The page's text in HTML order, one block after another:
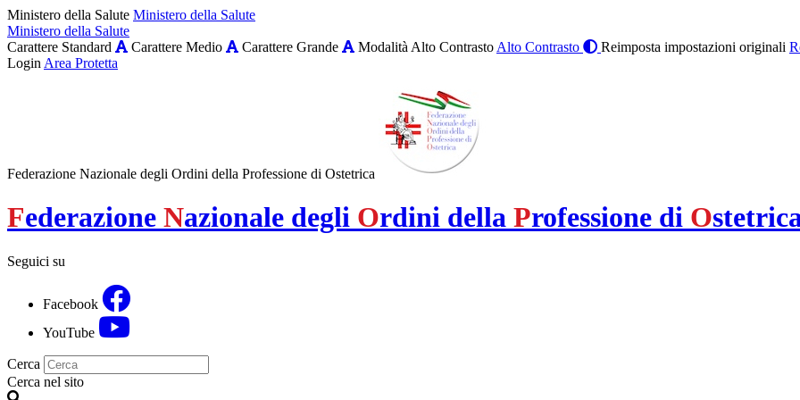
Ministero della Salute Ministero della Salute
Ministero della Salute
Carattere Standard
Carattere Medio Carattere Grande Modalità Alto Contrasto Alto Contrasto Reimposta impostazioni originali
Login Area Protetta
Federazione Nazionale degli Ordini della Professione di Ostetrica
Federazione Nazionale degli Ordini della Professione di O
Seguici su
Facebook
YouTube
Cerca
Cerca nel sito